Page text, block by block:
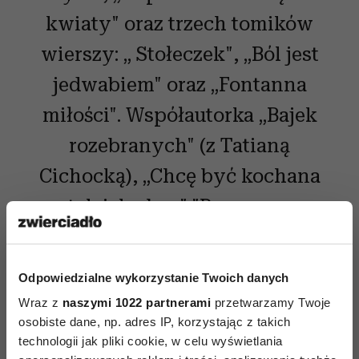
Odpowiedzialne wykorzystanie Twoich danych
Wraz z naszymi 1022 partnerami przetwarzamy Twoje
osobiste dane, np. adres IP, korzystając z takich
technologii jak pliki cookie, w celu wyświetlania
kwiaty" oraz trzech tomików
wierszy: „ Stołeczek", „Ból jest
je­dwabiem" oraz „Fontanna
miłości". Współautorka „Bajek
rozebranych" (z Ta­tianą
Cichocką), „Chcę być kochana
tak jak chcę"."Rozmowy
Konarowską), „Być kobietą i
nie zwariować" (z Moniką
Pawluczuk). Na stałe związana